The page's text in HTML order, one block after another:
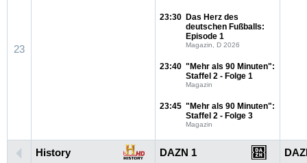
23
23:30 Das Herz des
deutschen Fußballs:
Episode 1
Magazin, D 2026
23:40 "Mehr als 90 Minuten":
Staffel 2 - Folge 1
Magazin
23:45 "Mehr als 90 Minuten":
Staffel 2 - Folge 3
Magazin
History DAZN 1